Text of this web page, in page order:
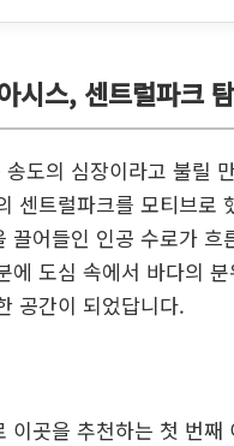
시스, 센트럴파크
송도의 심장이라고 불릴
센트럴파크를 모티브로
끌어들인 인공 수로가 흐
에 도심 속에서 바다의
공간이 되었답니다.
이곳을 추천하는 첫 번째